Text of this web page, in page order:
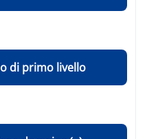
di primo livello